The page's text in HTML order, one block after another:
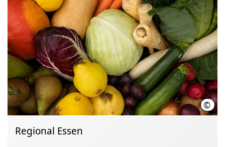
©
Regional Essen